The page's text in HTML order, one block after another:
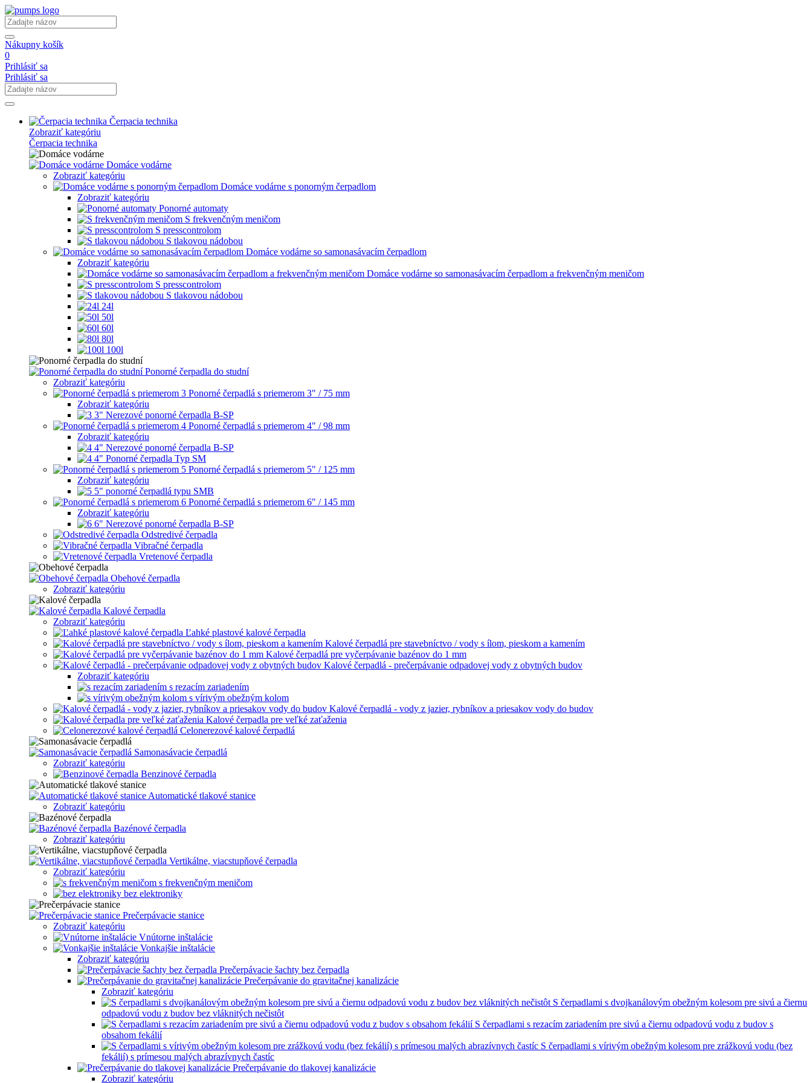
Nákupny košík
0
Prihlásiť sa
Prihlásiť sa
Čerpacia technika
Zobraziť kategóriu
Čerpacia technika
Domáce vodárne
Zobraziť kategóriu
Domáce vodárne s ponorným čerpadlom
Zobraziť kategóriu
Ponorné automaty
S frekvenčným meničom
S presscontrolom
S tlakovou nádobou
Domáce vodárne so samonasávacím čerpadlom
Zobraziť kategóriu
Domáce vodárne so samonasávacím čerpadlom a frekvenčným meničom
S presscontrolom
S tlakovou nádobou
24l
50l
60l
80l
100l
Ponorné čerpadla do studní
Zobraziť kategóriu
Ponorné čerpadlá s priemerom 3" / 75 mm
Zobraziť kategóriu
3" Nerezové ponorné čerpadla B-SP
Ponorné čerpadlá s priemerom 4" / 98 mm
Zobraziť kategóriu
4" Nerezové ponorné čerpadla B-SP
4" Ponorné čerpadla Typ SM
Ponorné čerpadlá s priemerom 5" / 125 mm
Zobraziť kategóriu
5" ponorné čerpadlá typu SMB
Ponorné čerpadlá s priemerom 6" / 145 mm
Zobraziť kategóriu
6" Nerezové ponorné čerpadla B-SP
Odstredivé čerpadla
Vibračné čerpadla
Vretenové čerpadla
Obehové čerpadla
Zobraziť kategóriu
Kalové čerpadla
Zobraziť kategóriu
Ľahké plastové kalové čerpadla
Kalové čerpadlá pre stavebníctvo / vody s ílom, pieskom a kamením
Kalové čerpadlá pre vyčerpávanie bazénov do 1 mm
Kalové čerpadlá - prečerpávanie odpadovej vody z obytných budov
Zobraziť kategóriu
s rezacím zariadením
s vírivým obežným kolom
Kalové čerpadlá - vody z jazier, rybníkov a priesakov vody do budov
Kalové čerpadla pre veľké zaťaženia
Celonerezové kalové čerpadlá
Samonasávacie čerpadlá
Zobraziť kategóriu
Benzinové čerpadla
Automatické tlakové stanice
Zobraziť kategóriu
Bazénové čerpadla
Zobraziť kategóriu
Vertikálne, viacstupňové čerpadla
Zobraziť kategóriu
s frekvenčným meničom
bez elektroniky
Prečerpávacie stanice
Zobraziť kategóriu
Vnútorne inštalácie
Vonkajšie inštalácie
Zobraziť kategóriu
Prečerpávacie šachty bez čerpadla
Prečerpávanie do gravitačnej kanalizácie
Zobraziť kategóriu
S čerpadlami s dvojkanálovým obežným kolesom pre sivú a čiernu
odpadovú vodu z budov bez vláknitých nečistôt
S čerpadlami s rezacím zariadením pre sivú a čiernu odpadovú vodu z budov s
obsahom fekálií
S čerpadlami s vírivým obežným kolesom pre zrážkovú vodu (bez
fekálií) s prímesou malých abrazívnych častíc
Prečerpávanie do tlakovej kanalizácie
Zobraziť kategóriu